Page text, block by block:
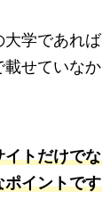
学であれ
せていなか
トだけで
イントで